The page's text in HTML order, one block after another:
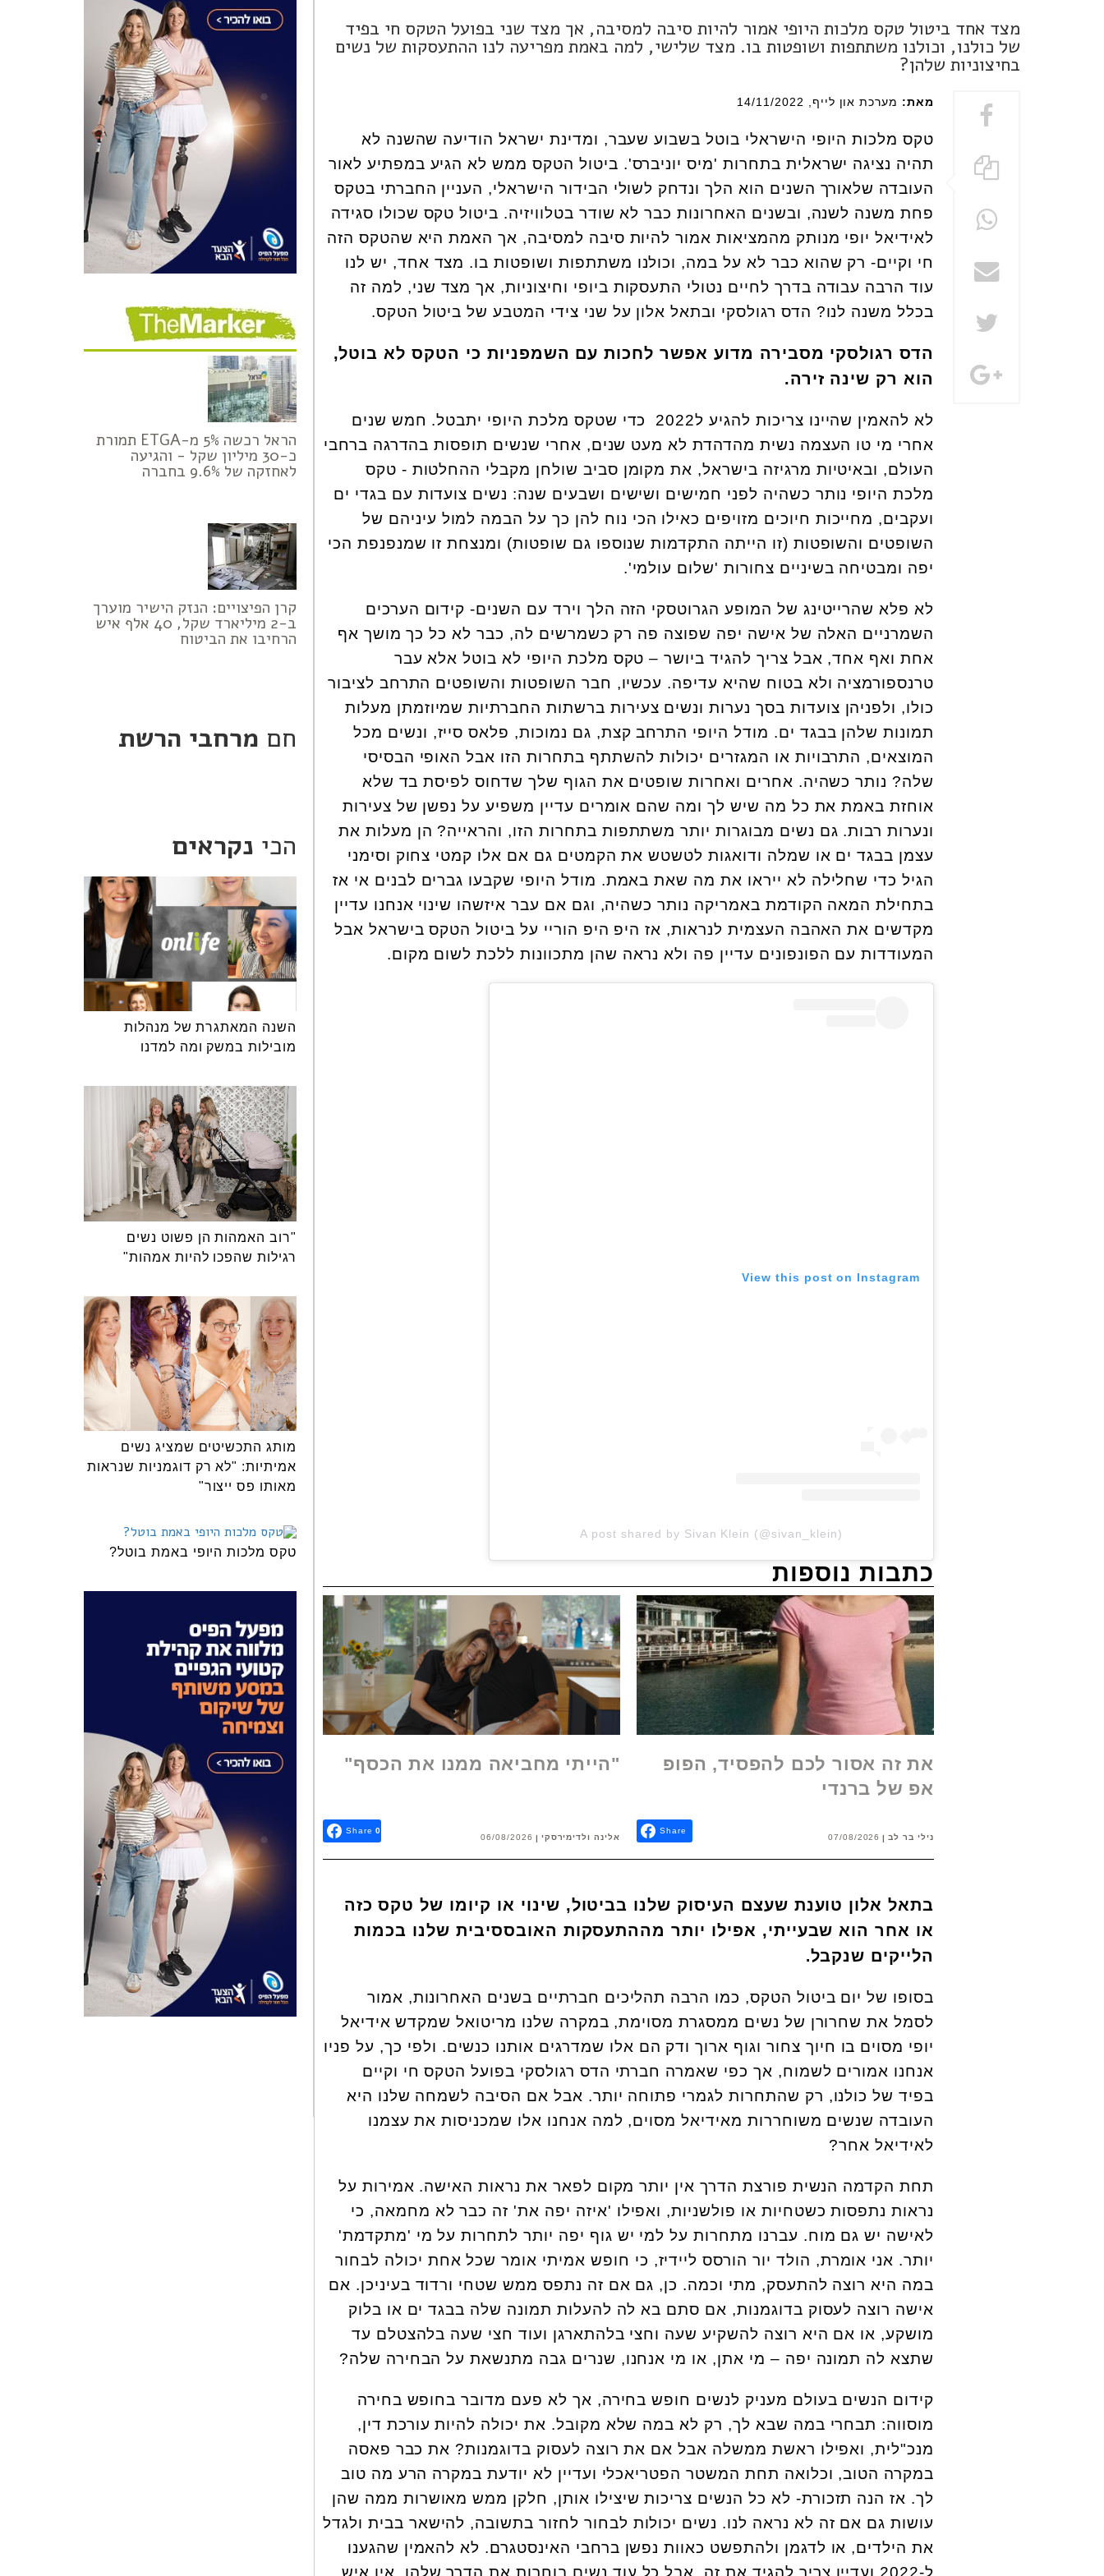
מצד אחד ביטול טקס מלכות היופי אמור להיות סיבה למסיבה, אך מצד שני בפועל הטקס חי בפיד
של כולנו, וכולנו משתתפות ושופטות בו. מצד שלישי, למה באמת מפריעה לנו ההתעסקות של נשים
בחיצוניות שלהן?
מאת: מערכת און לייף, 14/11/2022
טקס מלכות היופי הישראלי בוטל בשבוע שעבר, ומדינת ישראל הודיעה שהשנה לא
תהיה נציגה ישראלית בתחרות 'מיס יוניברס'. ביטול הטקס ממש לא הגיע במפתיע לאור
העובדה שלאורך השנים הוא הלך ונדחק לשולי הבידור הישראלי, העניין החברתי בטקס
פחת משנה לשנה, ובשנים האחרונות כבר לא שודר בטלוויזיה. ביטול טקס שכולו סגידה
לאידיאל יופי מנותק מהמציאות אמור להיות סיבה למסיבה, אך האמת היא שהטקס הזה
חי וקיים- רק שהוא כבר לא על במה, וכולנו משתתפות ושופטות בו. מצד אחד, יש לנו
עוד הרבה עבודה בדרך לחיים נטולי התעסקות ביופי וחיצוניות, אך מצד שני, למה זה
בכלל משנה לנו? הדס רגולסקי ובתאל אלון על שני צידי המטבע של ביטול הטקס.
הדס רגולסקי מסבירה מדוע אפשר לחכות עם השמפניות כי הטקס לא בוטל,
הוא רק שינה זירה.
לא להאמין שהיינו צריכות להגיע ל2022 כדי שטקס מלכת היופי יתבטל. חמש שנים
אחרי מי טו העצמה נשית מהדהדת לא מעט שנים, אחרי שנשים תופסות בהדרגה ברחבי
העולם, ובאיטיות מרגיזה בישראל, את מקומן סביב שולחן מקבלי ההחלטות - טקס
מלכת היופי נותר כשהיה לפני חמישים ושישים ושבעים שנה: נשים צועדות עם בגדי ים
ועקבים, מחייכות חיוכים מזויפים כאילו הכי נוח להן כך על הבמה למול עיניהם של
השופטים והשופטות (זו הייתה התקדמות שנוספו גם שופטות) ומנצחת זו שמנפנפת הכי
יפה ומבטיחה בשיניים צחורות 'שלום עולמי'.
לא פלא שהרייטינג של המופע הגרוטסקי הזה הלך וירד עם השנים- קידום הערכים
השמרניים האלה של אישה יפה שפוצה פה רק כשמרשים לה, כבר לא כל כך מושך אף
אחת ואף אחד, אבל צריך להגיד ביושר – טקס מלכת היופי לא בוטל אלא עבר
טרנספורמציה ולא בטוח שהיא עדיפה. עכשיו, חבר השופטות והשופטים התרחב לציבור
כולו, ולפניהן צועדות בסך נערות ונשים צעירות ברשתות החברתיות שמיוזמתן מעלות
תמונות שלהן בבגד ים. מודל היופי התרחב קצת, גם נמוכות, פלאס סייז, ונשים מכל
המוצאים, התרבויות או המגזרים יכולות להשתתף בתחרות הזו אבל האופי הבסיסי
שלה? נותר כשהיה. אחרים ואחרות שופטים את הגוף שלך שדחוס לפיסת בד שלא
אוחזת באמת את כל מה שיש לך ומה שהם אומרים עדיין משפיע על נפשן של צעירות
ונערות רבות. גם נשים מבוגרות יותר משתתפות בתחרות הזו, והראייה? הן מעלות את
עצמן בבגד ים או שמלה ודואגות לטשטש את הקמטים גם אם אלו קמטי צחוק וסימני
הגיל כדי שחלילה לא ייראו את מה שאת באמת. מודל היופי שקבעו גברים לבנים אי אז
בתחילת המאה הקודמת באמריקה נותר כשהיה, וגם אם עבר איזשהו שינוי אנחנו עדיין
מקדשים את האהבה העצמית לנראות, אז היפ היפ הוריי על ביטול הטקס בישראל אבל
המעודדות עם הפונפונים עדיין פה ולא נראה שהן מתכוונות ללכת לשום מקום.
View this post on Instagram
A post shared by Sivan Klein (@sivan_klein)
כתבות נוספות
את זה אסור לכם להפסיד, הפופ
אפ של ברנדי
נילי בר לב 07/08/2026
Share
"הייתי מחביאה ממנו את הכסף"
אלינה ולדימירסקי 06/08/2026
Share 0
בתאל אלון טוענת שעצם העיסוק שלנו בביטול, שינוי או קיומו של טקס כזה
או אחר הוא שבעייתי, אפילו יותר מההתעסקות האובססיבית שלנו בכמות
הלייקים שנקבל.
בסופו של יום ביטול הטקס, כמו הרבה תהליכים חברתיים בשנים האחרונות, אמור
לסמל את שחרורן של נשים ממסגרת מסוימת, במקרה שלנו מריטואל שמקדש אידיאל
יופי מסוים בו חיוך צחור וגוף ארוך ודק הם אלו שמדרגים אותנו כנשים. ולפי כך, על פניו
אנחנו אמורים לשמוח, אך כפי שאמרה חברתי הדס רגולסקי בפועל הטקס חי וקיים
בפיד של כולנו, רק שהתחרות לגמרי פתוחה יותר. אבל אם הסיבה לשמחה שלנו היא
העובדה שנשים משוחררות מאידיאל מסוים, למה אנחנו אלו שמכניסות את עצמנו
לאידיאל אחר?
תחת הקדמה הנשית פורצת הדרך אין יותר מקום לפאר את נראות האישה. אמירות על
נראות נתפסות כשטחיות או פולשניות, ואפילו 'איזה יפה את' זה כבר לא מחמאה, כי
לאישה יש גם מוח. עברנו מתחרות על למי יש גוף יפה יותר לתחרות על מי 'מתקדמת'
יותר. אני אומרת, הולד יור הורסס ליידיז, כי חופש אמיתי אומר שכל אחת יכולה לבחור
במה היא רוצה להתעסק, מתי וכמה. כן, גם אם זה נתפס ממש שטחי ורדוד בעיניכן. אם
אישה רוצה לעסוק בדוגמנות, אם סתם בא לה להעלות תמונה שלה בבגד ים או בלוק
מושקע, או אם היא רוצה להשקיע שעה וחצי בלהתארגן ועוד חצי שעה בלהצטלם עד
שתצא לה תמונה יפה – מי אתן, או מי אנחנו, שנרים גבה מתנשאת על הבחירה שלה?
קידום הנשים בעולם מעניק לנשים חופש בחירה, אך לא פעם מדובר בחופש בחירה
מוסווה: תבחרי במה שבא לך, רק לא במה שלא מקובל. את יכולה להיות עורכת דין,
מנכ"לית, ואפילו ראשת ממשלה אבל אם את רוצה לעסוק בדוגמנות? את כבר פאסה
במקרה הטוב, וכלואה תחת המשטר הפטריאכלי ועדיין לא יודעת במקרה הרע מה טוב
לך. אז הנה תזכורת- לא כל הנשים צריכות שיצילו אותן, חלקן ממש מאושרות ממה שהן
עושות גם אם זה לא נראה לנו. נשים יכולות לבחור לחזור בתשובה, להישאר בבית ולגדל
את הילדים, או לדגמן ולהתפשט כאוות נפשן ברחבי האינסטגרם. לא להאמין שהגענו
ל-2022 ועדיין צריך להגיד את זה, אבל כל עוד נשים בוחרות את הדרך שלהן, אין איש
הראל רכשה 5% מ-ETGA תמורת
כ-30 מיליון שקל - והגיעה
לאחזקה של 9.6% בחברה
קרן הפיצויים: הנזק הישיר מוערך
ב-2 מיליארד שקל, 40 אלף איש
הרחיבו את הביטוח
חם מרחבי הרשת
הכי נקראים
השנה המאתגרת של מנהלות
מובילות במשק ומה למדנו
"רוב האמהות הן פשוט נשים
רגילות שהפכו להיות אמהות"
מותג התכשיטים שמציג נשים
אמיתיות: "לא רק דוגמניות שנראות
מאותו פס ייצור"
טקס מלכות היופי באמת בוטל?